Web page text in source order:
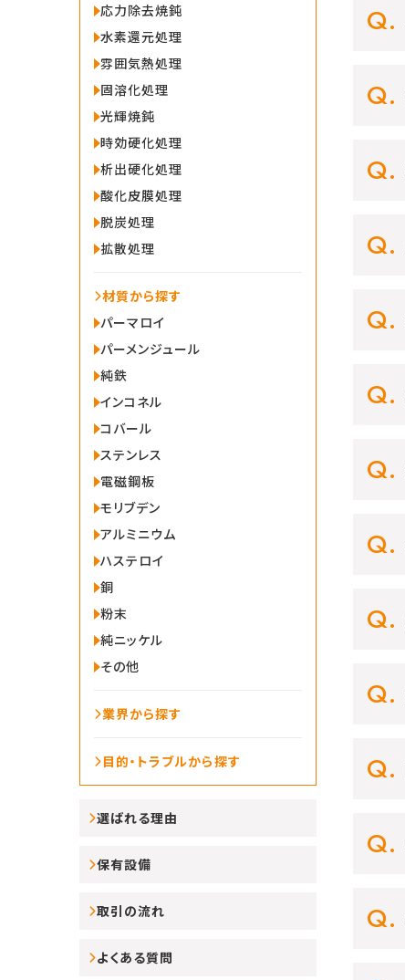
応力除去焼鈍
水素還元処理
雰囲気熱処理
固溶化処理
光輝焼鈍
時効硬化処理
析出硬化処理
酸化皮膜処理
脱炭処理
拡散処理
材質から探す
パーマロイ
パーメンジュール
純鉄
インコネル
コバール
ステンレス
電磁鋼板
モリブデン
アルミニウム
ハステロイ
銅
粉末
純ニッケル
その他
業界から探す
目的・トラブルから探す
選ばれる理由
保有設備
取引の流れ
よくある質問